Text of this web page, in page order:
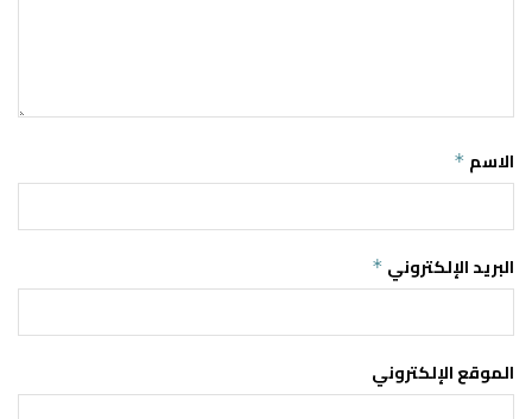
الاسم *
البريد الإلكتروني *
الموقع الإلكتروني